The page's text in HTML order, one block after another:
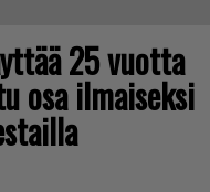
25 vuotta
osa ilmaiseksi